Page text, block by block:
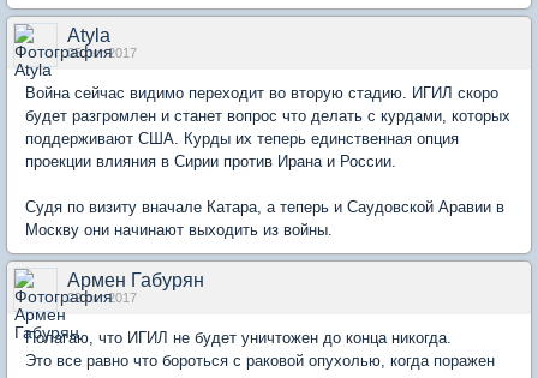
Atyla
05 окт 2017
Война сейчас видимо переходит во вторую стадию. ИГИЛ скоро
будет разгромлен и станет вопрос что делать с курдами, которых
поддерживают США. Курды их теперь единственная опция
проекции влияния в Сирии против Ирана и России.
Судя по визиту вначале Катара, а теперь и Саудовской Аравии в
Москву они начинают выходить из войны.
Армен Габурян
22 окт 2017
Полагаю, что ИГИЛ не будет уничтожен до конца никогда.
Это все равно что бороться с раковой опухолью, когда поражен